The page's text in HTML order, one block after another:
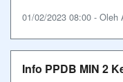
01/02/2023 08:00 - Oleh
Info PPDB MIN 2